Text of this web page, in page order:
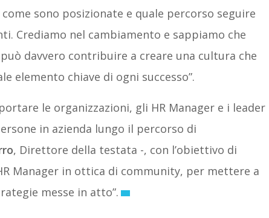
sono posizionate e quale percorso seguire
Crediamo nel cambiamento e sappiamo che
davvero contribuire a creare una cultura che
elemento chiave di ogni successo”.
le organizzazioni, gli HR Manager e i leader
in azienda lungo il percorso di
, Direttore della testata -, con l’obiettivo di
Manager in ottica di community, per mettere a
messe in atto”.